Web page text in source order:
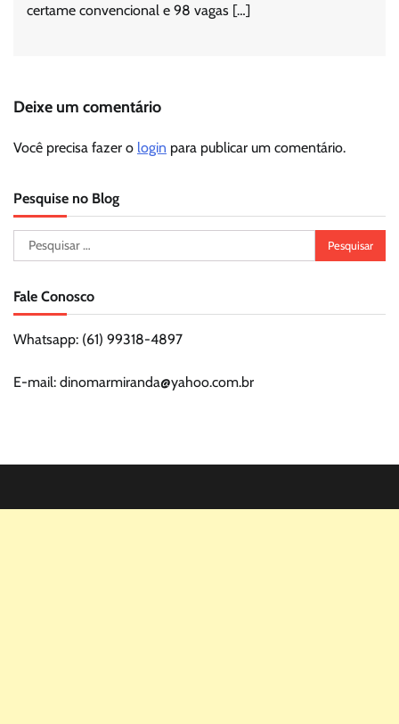
certame convencional e 98 vagas […]
Deixe um comentário
Você precisa fazer o login para publicar um comentário.
Pesquise no Blog
Pesquisar
por:
Fale Conosco
Whatsapp: (61) 99318-4897
E-mail: dinomarmiranda@yahoo.com.br